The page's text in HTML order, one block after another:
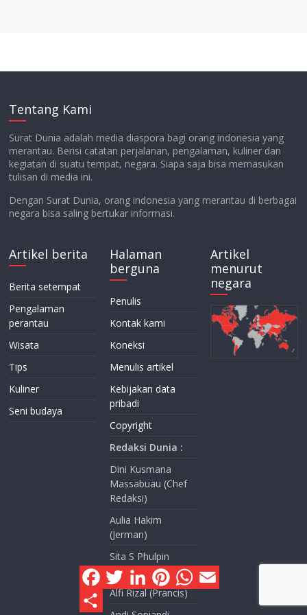
Tentang Kami
Surat Dunia adalah media diaspora bagi orang indonesia yang
merantau. Berisi catatan perjalanan, pengalaman, kuliner dan
kegiatan di suatu tempat, negara. Siapa saja bisa memasukan
tulisan di media ini.
Dengan Surat Dunia, orang indonesia yang merantau di berbagai
negara bisa saling bertukar informasi.
Artikel berita
Berita setempat
Pengalaman
perantau
Wisata
Tips
Kuliner
Seni budaya
Halaman
berguna
Penulis
Kontak kami
Koneksi
Menulis artikel
Kebijakan data
pribadi
Copyright
Redaksi Dunia :
Dini Kusmana
Massabuau (Chef
Redaksi)
Aulia Hakim
(Jerman)
Sita S Phulpin
(Prancis)
Alfi Rizal (Prancis)
Artikel
menurut
negara
F
a
c
T
w
i
L
n
P
n
W
h
a